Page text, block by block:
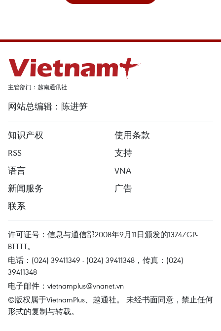
主管部门：越南通讯社
网站总编辑：陈进笋
知识产权
使用条款
RSS
支持
语言
VNA
新闻服务
广告
联系
许可证号：信息与通信部2008年9月11日颁发的1374/GP-
BTTTT。
电话：(024) 39411349 - (024) 39411348，传真：(024)
39411348
电子邮件： vietnamplus@vnanet.vn
©版权属于VietnamPlus、越通社。 未经书面同意，禁止任何
形式的复制与转载。